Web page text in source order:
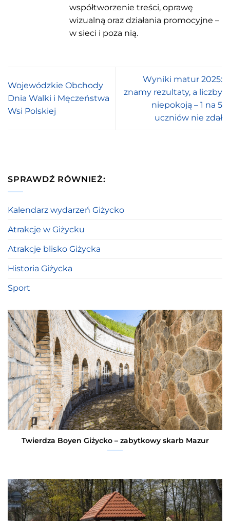
współtworzenie treści, oprawę
wizualną oraz działania promocyjne –
w sieci i poza nią.
Wojewódzkie Obchody
Dnia Walki i Męczeństwa
Wsi Polskiej
Wyniki matur 2025:
znamy rezultaty, a liczby
niepokoją – 1 na 5
uczniów nie zdał
SPRAWDŹ RÓWNIEŻ:
Kalendarz wydarzeń Giżycko
Atrakcje w Giżycku
Atrakcje blisko Giżycka
Historia Giżycka
Sport
Twierdza Boyen Giżycko – zabytkowy skarb Mazur